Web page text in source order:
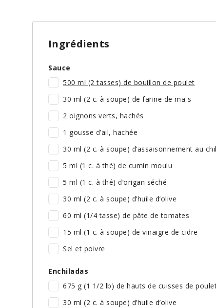
Ingrédients
Sauce
500 ml (2 tasses) de bouillon de poulet
30 ml (2 c. à soupe) de farine de maïs
2 oignons verts, hachés
1 gousse d’ail, hachée
30 ml (2 c. à soupe) d’assaisonnement au
5 ml (1 c. à thé) de cumin moulu
5 ml (1 c. à thé) d’origan séché
30 ml (2 c. à soupe) d’huile d’olive
60 ml (1/4 tasse) de pâte de tomates
15 ml (1 c. à soupe) de vinaigre de cidre
Sel et poivre
Enchiladas
675 g (1 1/2 lb) de hauts de cuisses de
30 ml (2 c. à soupe) d’huile d’olive